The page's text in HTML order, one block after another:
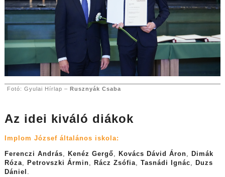
Fotó: Gyulai Hírlap – Rusznyák Csaba
Az idei kiváló diákok
Implom József általános iskola:
Ferenczi András Kenéz Gergő Kovács Dávid Áron
Dimák
Róza
Petrovszki Ármin Rácz Zsófia Tasnádi Ignác
Duzs
Dániel